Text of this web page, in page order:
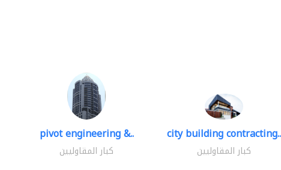
pivot engineering &..
كبار المقاوليين
city building contracting..
كبار المقاوليين